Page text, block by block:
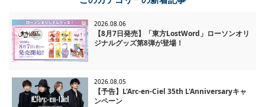
2026.08.06
【8月7日発売】「東方LostWord」ローソンオリ
ジナルグッズ第8弾が登場！
2026.08.05
【予告】L'Arc-en-Ciel 35th L'Anniversaryキャ
ンペーン